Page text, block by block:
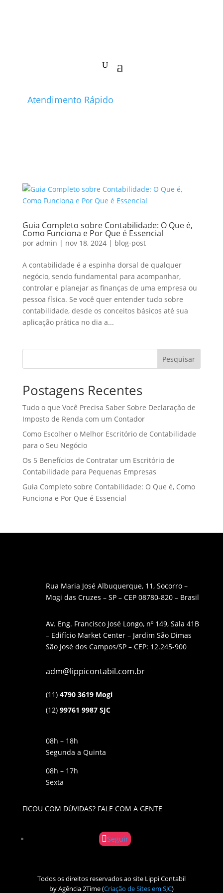
Atendimento Rápido
Guia Completo sobre Contabilidade: O Que é,
Como Funciona e Por Que é Essencial
por admin | nov 18, 2024| blog-post
A contabilidade é a espinha dorsal de qualquer
negócio, sendo fundamental para acompanhar,
controlar e planejar as finanças de uma empresa ou
pessoa física. Se você quer entender tudo sobre
contabilidade, desde os conceitos básicos até sua
aplicação prática no dia a...
Pesquisar
Postagens Recentes
Tudo o que Você Precisa Saber Sobre Declaração de
Imposto de Renda com um Contador
Como Escolher o Melhor Escritório de Contabilidade
para o Seu Negócio
Os 5 Benefícios de Contratar um Escritório de
Contabilidade para Pequenas Empresas
Guia Completo sobre Contabilidade: O Que é, Como
Funciona e Por Que é Essencial
Rua Maria José Albuquerque, 11, Socorro –
Mogi das Cruzes – SP – CEP 08780-820 – Brasil
Av. Eng. Francisco José Longo, nº 149, Sala 41B
– Edifício Market Center – Jardim São Dimas
São José dos Campos/SP – CEP: 12.245-900
adm@lippicontabil.com.br
(11) 4790 3619 Mogi
(12) 99761 9987 SJC
08h – 18h
Segunda a Quinta
08h – 17h
Sexta
FICOU COM DÚVIDAS? FALE COM A GENTE
Seguir
Todos os direitos reservados ao site Lippi Contabil
by Agência 2Time(Criação de Sites em SJC)